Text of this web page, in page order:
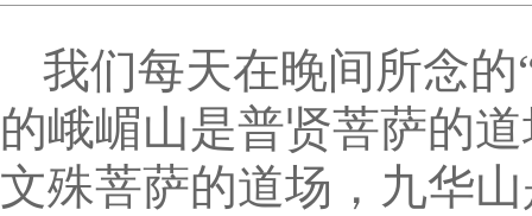
我们每天在晚间所念
的峨嵋山是普贤菩萨的
文殊菩萨的道场，九华